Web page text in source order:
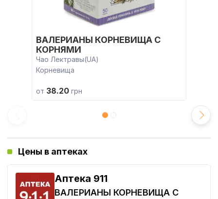
ВАЛЕРИАНЫ КОРНЕВИЩА С
КОРНЯМИ
Чао Лектравы(UA)
Корневища
от 38.20 грн
Цены в аптеках
Aптека 911
ВАЛЕРИАНЫ КОРНЕВИЩА С